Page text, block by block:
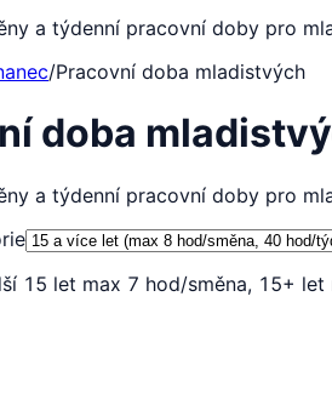
a týdenní pracovní doby pro
/Pracovní doba mladistvých
doba
a týdenní pracovní doby pro
15 let max 7 hod/směna, 15+ let